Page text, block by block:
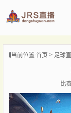
播
闻
当前位置:首页 足球
比